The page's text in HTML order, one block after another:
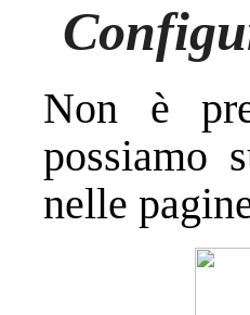
Non è
possiamo
nelle